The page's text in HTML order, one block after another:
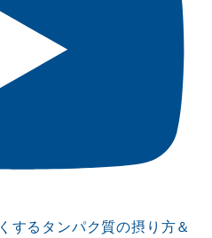
するタンパク質の摂り方＆